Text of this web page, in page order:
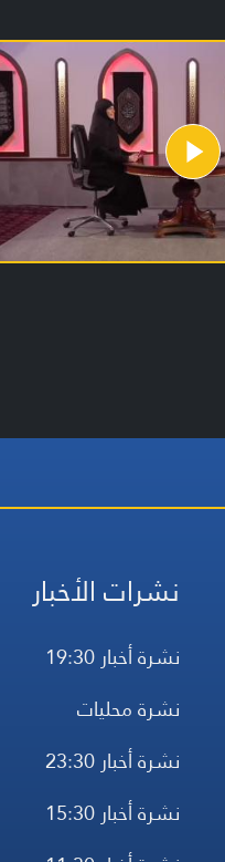
نشرات الأخبار
نشرة أخبار 19:30
نشرة محليات
نشرة أخبار 23:30
نشرة أخبار 15:30